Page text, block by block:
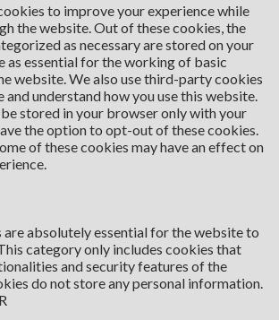
to improve your experience while
the website. Out of these cookies, the
as necessary are stored on your
as essential for the working of basic
website. We also use third-party cookies
and understand how you use this website.
stored in your browser only with your
the option to opt-out of these cookies.
of these cookies may have an effect on
are absolutely essential for the website to
category only includes cookies that
and security features of the
do not store any personal information.